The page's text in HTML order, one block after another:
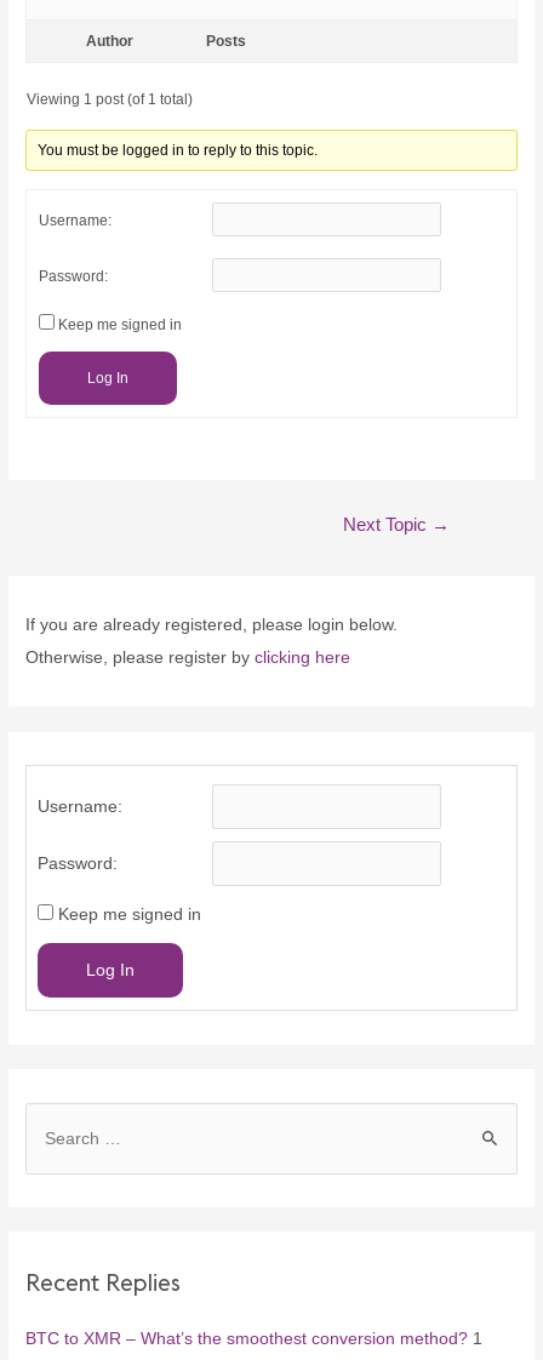
Author Posts
Viewing 1 post (of 1 total)
You must be logged in to reply to this topic.
Username:
Password:
Keep me signed in
Log In
Next Topic →
If you are already registered, please login below.
Otherwise, please register byclicking here
Username:
Password:
Keep me signed in
Log In
h
o
Recent Replies
BTC to XMR – What’s the smoothest conversion method? 1